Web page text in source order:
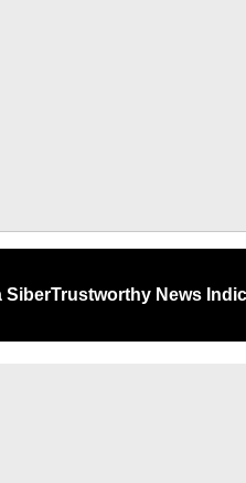
SiberTrustworthy News